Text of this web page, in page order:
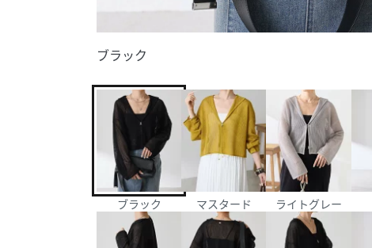
ブラック
ブラック マスタード ライトグレー